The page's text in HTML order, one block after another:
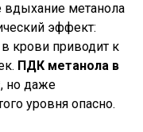
метанола
эффект:
крови приводит к
ПДК метанола в
, но даже
уровня опасно.